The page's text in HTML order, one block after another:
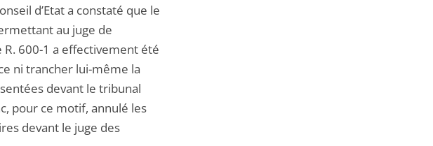
d’Etat a constaté que le
au juge de
600-1 a effectivement été
ni trancher lui-même la
devant le tribunal
pour ce motif, annulé les
devant le juge des